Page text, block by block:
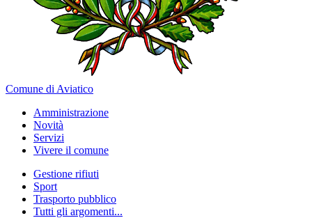
Comune di Aviatico
Amministrazione
Novità
Servizi
Vivere il comune
Gestione rifiuti
Sport
Trasporto pubblico
Tutti gli argomenti...